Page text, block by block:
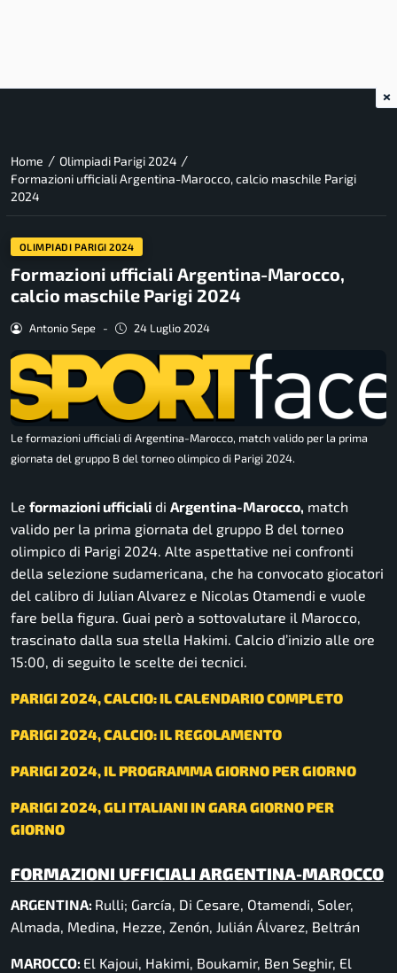
Home / Olimpiadi Parigi 2024 /
Formazioni ufficiali Argentina-Marocco, calcio maschile Parigi
2024
OLIMPIADI PARIGI 2024
Formazioni ufficiali Argentina-Marocco,
calcio maschile Parigi 2024
Antonio Sepe - 24 Luglio 2024
Le formazioni ufficiali di Argentina-Marocco, match valido per la prima
giornata del gruppo B del torneo olimpico di Parigi 2024.
Le formazioni ufficiali di Argentina-Marocco, match
valido per la prima giornata del gruppo B del torneo
olimpico di Parigi 2024. Alte aspettative nei confronti
della selezione sudamericana, che ha convocato giocatori
del calibro di Julian Alvarez e Nicolas Otamendi e vuole
fare bella figura. Guai però a sottovalutare il Marocco,
trascinato dalla sua stella Hakimi. Calcio d’inizio alle ore
15:00, di seguito le scelte dei tecnici.
PARIGI 2024, CALCIO: IL CALENDARIO COMPLETO
PARIGI 2024, CALCIO: IL REGOLAMENTO
PARIGI 2024, IL PROGRAMMA GIORNO PER GIORNO
PARIGI 2024, GLI ITALIANI IN GARA GIORNO PER
GIORNO
FORMAZIONI UFFICIALI ARGENTINA-MAROCCO
ARGENTINA: Rulli; García, Di Cesare, Otamendi, Soler,
Almada, Medina, Hezze, Zenón, Julián Álvarez, Beltrán
MAROCCO: El Kajoui, Hakimi, Boukamir, Ben Seghir, El
×